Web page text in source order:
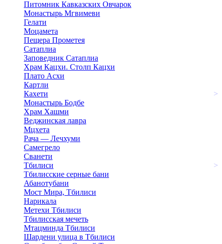
Питомник Кавказских Овчарок
Монастырь Мгвимеви
Гелати
Моцамета
Пещера Прометея
Сатаплиа
Заповедник Сатаплиа
Храм Кацхи. Столп Кацхи
Плато Асхи
Картли
Кахети
>
Монастырь Бодбе
Храм Хашми
Веджинская лавра
Мцхета
Рача — Лечхуми
Самегрело
Сванети
Тбилиси
>
Тбилисские серные бани
Абанотубани
Мост Мира, Тбилиси
Нарикала
Метехи Тбилиси
Тбилисская мечеть
Мтацминда Тбилиси
Шардени улица в Тбилиси